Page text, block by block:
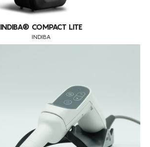
INDIBA® COMPACT LITE
INDIBA